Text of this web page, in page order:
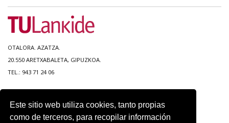
Este sitio web utiliza cookies, tanto propias
como de terceros, para recopilar información
OTALORA. AZATZA.
20.550 ARETXABALETA, GIPUZKOA.
TEL.: 943 71 24 06
ACCESIBILIDAD
CONTACTO